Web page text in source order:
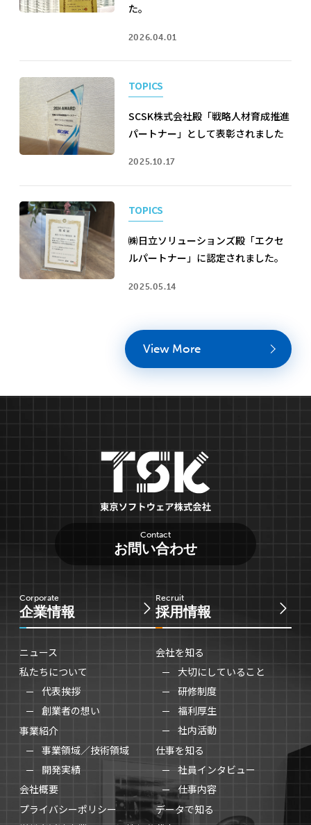
た。
2026.04.01
TOPICS
SCSK株式会社殿「戦略人材育成推進
パートナー」として表彰されました
2025.10.17
TOPICS
㈱日立ソリューションズ殿「エクセ
ルパートナー」に認定されました。
2025.05.14
View More
Contact
お問い合わせ
Corporate
企業情報
ニュース
私たちについて
代表挨拶
創業者の想い
事業紹介
事業領域／技術領域
開発実績
会社概要
プライバシーポリシー
Recruit
採用情報
会社を知る
大切にしていること
研修制度
福利厚生
社内活動
仕事を知る
社員インタビュー
仕事内容
データで知る